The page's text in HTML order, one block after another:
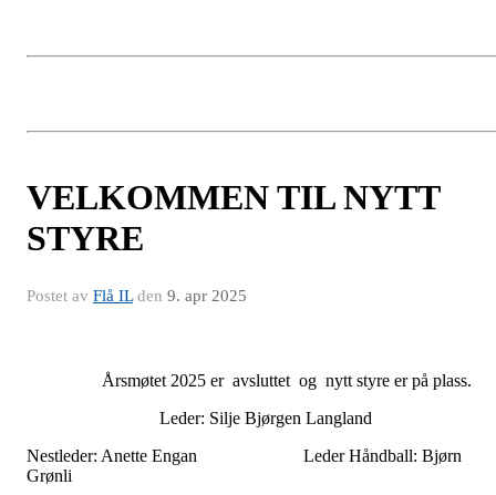
VELKOMMEN TIL NYTT
STYRE
Postet av Flå ILden 9. apr 2025
Årsmøtet 2025 er avsluttet og nytt styre er på plass.
Leder: Silje Bjørgen Langland
Nestleder: Anette Engan Leder Håndball: Bjørn
Grønli